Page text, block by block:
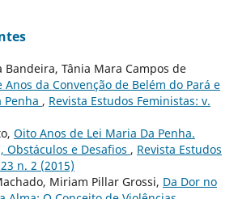
Bandeira, Tânia Mara Campos de
Anos da Convenção de Belém do Pará e
Penha , Revista Estudos Feministas: v.
Oito Anos de Lei Maria Da Penha.
Obstáculos e Desafios , Revista Estudos
n. 2 (2015)
Miriam Pillar Grossi, Da Dor no